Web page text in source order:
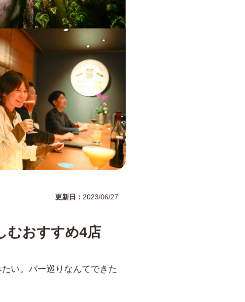
むおすすめ4店
更新日 2023/06/27
い。バー巡りなんてできた